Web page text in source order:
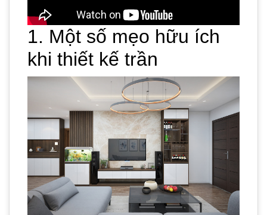
1. Một số mẹo hữu ích
khi thiết kế trần